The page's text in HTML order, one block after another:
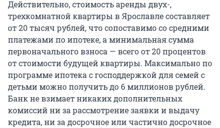
Действительно, стоимость аренды двух-,
трехкомнатной квартиры в Ярославле составляет
от 20 тысяч рублей, что сопоставимо со средними
платежами по ипотеке, а минимальная сумма
первоначального взноса — всего от 20 процентов
от стоимости будущей квартиры. Максимально по
программе ипотека с господдержкой для семей с
детьми можно получить до 6 миллионов рублей.
Банк не взимает никаких дополнительных
комиссий ни за рассмотрение заявки и выдачу
кредита, ни за досрочное или частично досрочное